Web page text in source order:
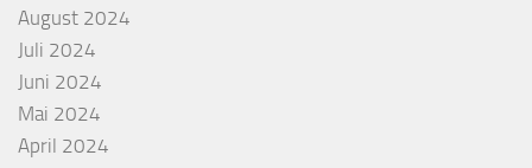
August 2024
Juli 2024
Juni 2024
Mai 2024
April 2024